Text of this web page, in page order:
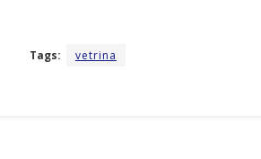
Tags: vetrina